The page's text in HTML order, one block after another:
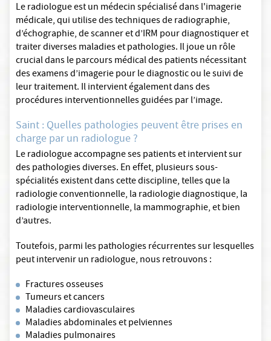
Le radiologue est un médecin spécialisé dans l'imagerie
médicale, qui utilise des techniques de radiographie,
d’échographie, de scanner et d’IRM pour diagnostiquer et
traiter diverses maladies et pathologies. Il joue un rôle
crucial dans le parcours médical des patients nécessitant
des examens d’imagerie pour le diagnostic ou le suivi de
leur traitement. Il intervient également dans des
procédures interventionnelles guidées par l’image.
Saint : Quelles pathologies peuvent être prises en
charge par un radiologue ?
Le radiologue accompagne ses patients et intervient sur
des pathologies diverses. En effet, plusieurs sous-
spécialités existent dans cette discipline, telles que la
radiologie conventionnelle, la radiologie diagnostique, la
radiologie interventionnelle, la mammographie, et bien
d’autres.
Toutefois, parmi les pathologies récurrentes sur lesquelles
peut intervenir un radiologue, nous retrouvons :
Fractures osseuses
Tumeurs et cancers
Maladies cardiovasculaires
Maladies abdominales et pelviennes
Maladies pulmonaires